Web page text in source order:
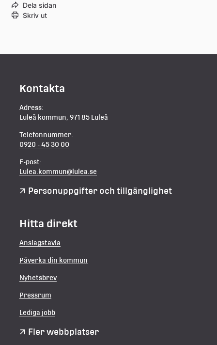
Dela sidan
Skriv ut
Kontakta
Adress:
Luleå kommun, 971 85 Luleå
Telefonnummer:
0920 - 45 30 00
E-post:
Lulea.kommun@lulea.se
Personuppgifter och tillgänglighet
Hitta direkt
Anslagstavla
Påverka din kommun
Nyhetsbrev
Pressrum
Lediga jobb
Fler webbplatser